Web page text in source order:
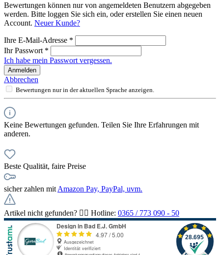
Bewertungen können nur von angemeldeten Benutzern abgegeben
werden. Bitte loggen Sie sich ein, oder erstellen Sie einen neuen
Account. Neuer Kunde?
Ihre E-Mail-Adresse *
Ihr Passwort *
Ich habe mein Passwort vergessen.
Anmelden
Abbrechen
Bewertungen nur in der aktuellen Sprache anzeigen.
Keine Bewertungen gefunden. Teilen Sie Ihre Erfahrungen mit
anderen.
Beste Qualität, faire Preise
sicher zahlen mit Amazon Pay, PayPal, uvm.
Artikel nicht gefunden? 👉🏻 Hotline: 0365 / 773 090 - 50